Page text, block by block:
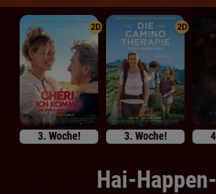
2D
3. Woche!
2D
3. Woche!
Hai-